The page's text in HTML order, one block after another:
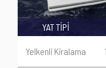
YAT TİPİ
Yelkenli Kiralama